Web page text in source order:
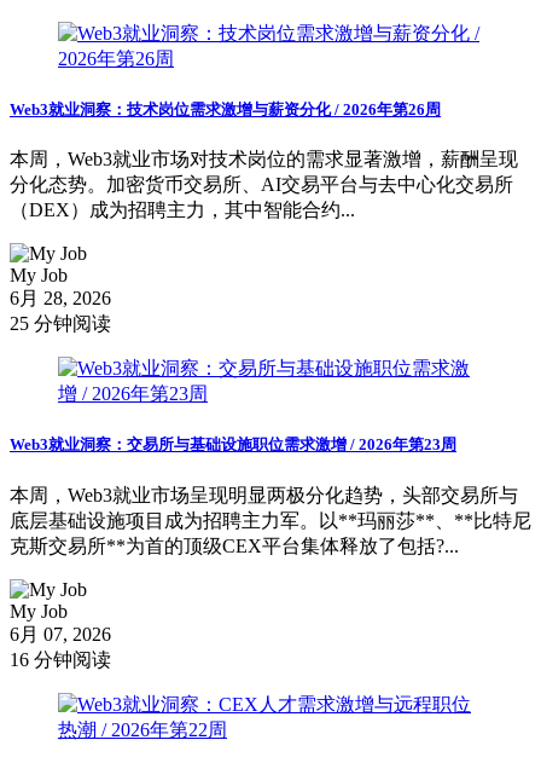
Web3就业洞察：技术岗位需求激增与薪资分化 / 2026年第26周
本周，Web3就业市场对技术岗位的需求显著激增，薪酬呈现
分化态势。加密货币交易所、AI交易平台与去中心化交易所
（DEX）成为招聘主力，其中智能合约...
My Job
6月 28, 2026
25 分钟阅读
Web3就业洞察：交易所与基础设施职位需求激增 / 2026年第23周
本周，Web3就业市场呈现明显两极分化趋势，头部交易所与
底层基础设施项目成为招聘主力军。以**玛丽莎**、**比特尼
克斯交易所**为首的顶级CEX平台集体释放了包括?...
My Job
6月 07, 2026
16 分钟阅读